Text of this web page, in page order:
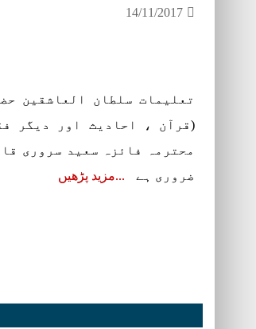
14/11/2017
تعلیمات سلطان العاشقین
(قرآن ، احادیث اور دیگر
محترمہ فائزہ سعید سروری
ضروری ہے
مزید پڑھیں